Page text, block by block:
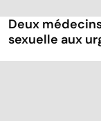
Deux
sexuelle aux